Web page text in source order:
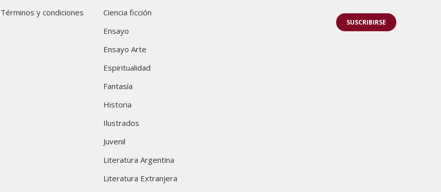
Términos y condiciones
Ciencia ficción
Ensayo
Ensayo Arte
Espiritualidad
Fantasía
Historia
Ilustrados
Juvenil
Literatura Argentina
Literatura Extranjera